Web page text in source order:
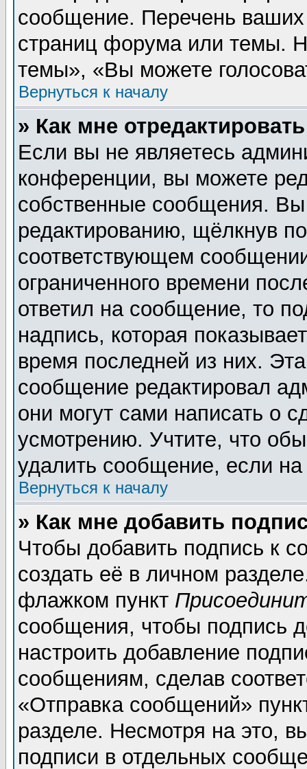
сообщение. Перечень ваших
страниц форума или темы.
темы», «Вы можете
Вернуться к началу
» Как мне
Если вы не являетесь
конференции, вы можете
собственные сообщения.
редактированию, щёлкнув
соответствующем
ограниченного времени
ответил на сообщение, то
надпись, которая
время последней из них.
сообщение редактировал
они могут сами написать о
усмотрению. Учтите, что
удалить сообщение, если на
Вернуться к началу
» Как мне добавить
Чтобы добавить подпись к
создать её в личном
флажком пункт
сообщения, чтобы подпись
настроить добавление
сообщениям, сделав
«Отправка сообщений»
разделе. Несмотря на это,
подписи в отдельных